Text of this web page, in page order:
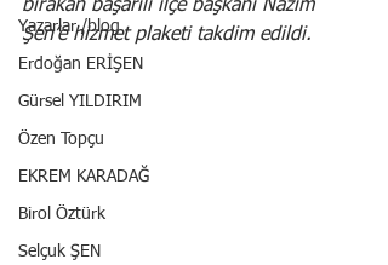
Yazarlar /blog
Erdoğan ERİŞEN
Gürsel YILDIRIM
Özen Topçu
EKREM KARADAĞ
Birol Öztürk
Selçuk ŞEN
bırakan başarılı ilçe başkanı Nazım
Şen’e hizmet plaketi takdim edildi.